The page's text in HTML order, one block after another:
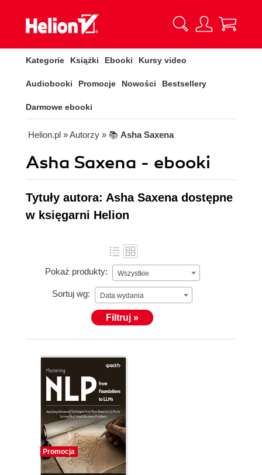
Kategorie Książki Ebooki Kursy video
Audiobooki Promocje Nowości Bestsellery
Darmowe ebooki
Helion.pl » Autorzy » 📚 Asha Saxena
Asha Saxena - ebooki
Tytuły autora: Asha Saxena dostępne
w księgarni Helion
Pokaż produkty: Wszystkie
Sortuj wg: Data wydania
Filtruj »
Promocja